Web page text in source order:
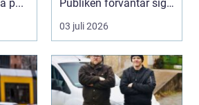
p...
Publiken förväntar sig i
dag mer...
03 juli 2026